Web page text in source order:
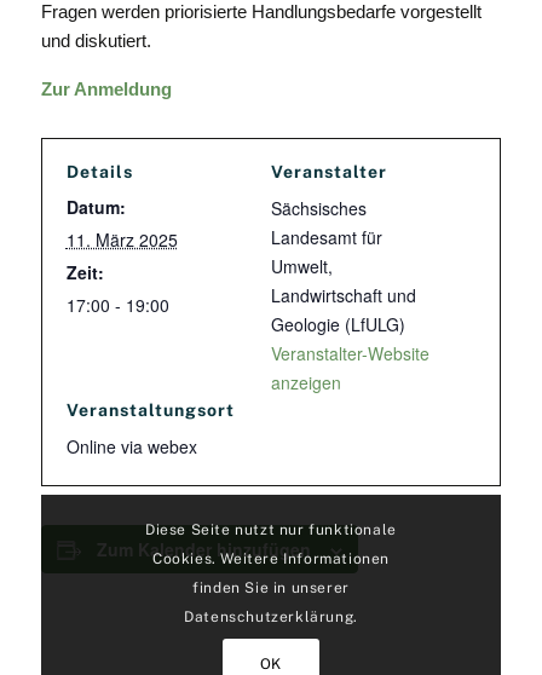
Fragen werden priorisierte Handlungsbedarfe vorgestellt
und diskutiert.
Zur Anmeldung
Details
Datum:
11. März 2025
Zeit:
17:00 - 19:00
Veranstalter
Sächsisches
Landesamt für
Umwelt,
Landwirtschaft und
Geologie (LfULG)
Veranstalter-Website
anzeigen
Veranstaltungsort
Online via webex
Zum Kalender hinzufügen
Diese Seite nutzt nur funktionale
Cookies. Weitere Informationen
finden Sie in unserer
Datenschutzerklärung.
OK